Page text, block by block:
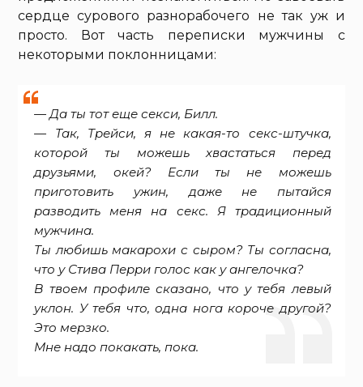
сердце сурового разнорабочего не так уж и
просто. Вот часть переписки мужчины с
некоторыми поклонницами:
— Да ты тот еще секси, Билл.
— Так, Трейси, я не какая-то секс-штучка,
которой ты можешь хвастаться перед
друзьями, окей? Если ты не можешь
приготовить ужин, даже не пытайся
разводить меня на секс. Я традиционный
мужчина.
Ты любишь макарохи с сыром? Ты согласна,
что у Стива Перри голос как у ангелочка?
В твоем профиле сказано, что у тебя левый
уклон. У тебя что, одна нога короче другой?
Это мерзко.
Мне надо покакать, пока.